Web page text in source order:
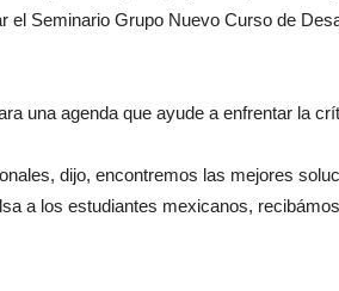
el Seminario Grupo Nuevo Curso de
una agenda que ayude a enfrentar la
dijo, encontremos las mejores
a los estudiantes mexicanos,